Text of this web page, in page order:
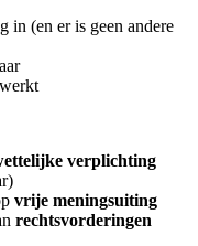
in (en er is geen andere
verplichting
vrije meningsuiting
rechtsvorderingen